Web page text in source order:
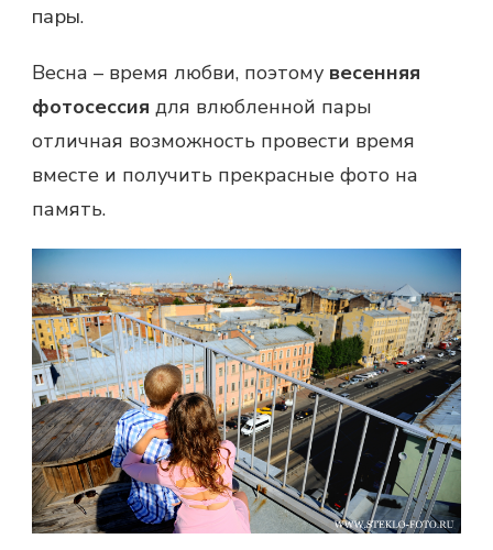
пары.
Весна – время любви, поэтому весенняя
фотосессия для влюбленной пары
отличная возможность провести время
вместе и получить прекрасные фото на
память.